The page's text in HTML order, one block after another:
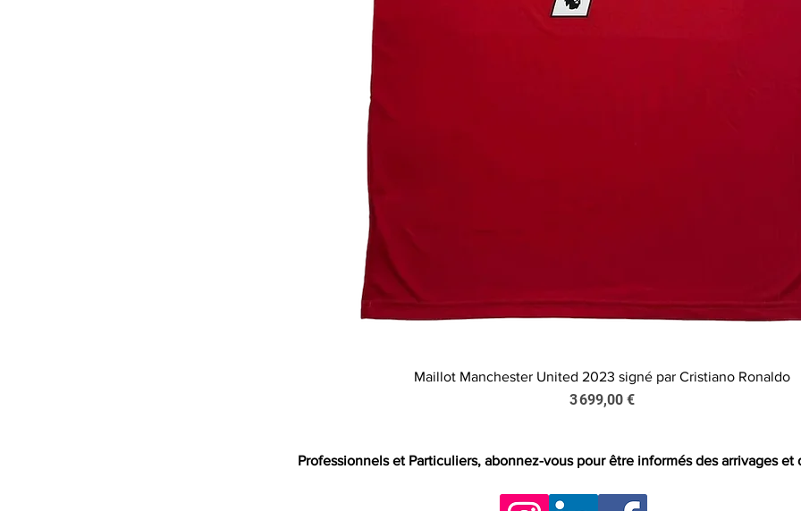
Aperçu rapide
Maillot Manchester United 2023 signé par Cristiano Ronaldo
Prix
3 699,00 €
Professionnels et Particuliers, abonnez-vous pour être informés des arrivages et